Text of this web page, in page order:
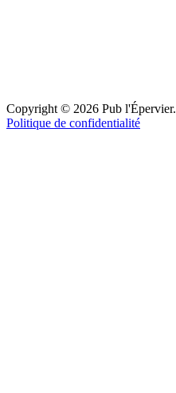
Copyright © 2026 Pub l'Épervier.
Politique de confidentialité